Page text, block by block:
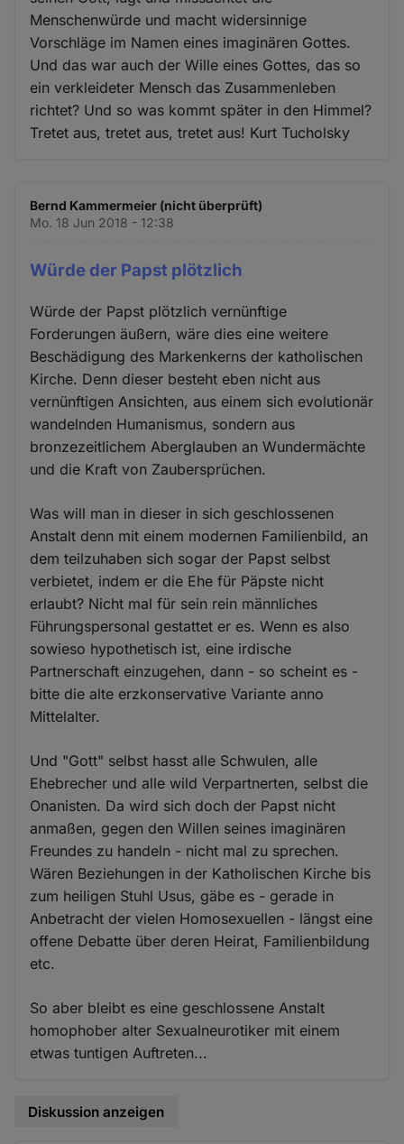
Menschenwürde und macht widersinnige
Vorschläge im Namen eines imaginären Gottes.
Und das war auch der Wille eines Gottes, das so
ein verkleideter Mensch das Zusammenleben
richtet? Und so was kommt später in den Himmel?
Tretet aus, tretet aus, tretet aus! Kurt Tucholsky
Bernd Kammermeier (nicht überprüft)
Mo. 18 Jun 2018 - 12:38
Würde der Papst plötzlich
Würde der Papst plötzlich vernünftige
Forderungen äußern, wäre dies eine weitere
Beschädigung des Markenkerns der katholischen
Kirche. Denn dieser besteht eben nicht aus
vernünftigen Ansichten, aus einem sich evolutionär
wandelnden Humanismus, sondern aus
bronzezeitlichem Aberglauben an Wundermächte
und die Kraft von Zaubersprüchen.
Was will man in dieser in sich geschlossenen
Anstalt denn mit einem modernen Familienbild, an
dem teilzuhaben sich sogar der Papst selbst
verbietet, indem er die Ehe für Päpste nicht
erlaubt? Nicht mal für sein rein männliches
Führungspersonal gestattet er es. Wenn es also
sowieso hypothetisch ist, eine irdische
Partnerschaft einzugehen, dann - so scheint es -
bitte die alte erzkonservative Variante anno
Mittelalter.
Und "Gott" selbst hasst alle Schwulen, alle
Ehebrecher und alle wild Verpartnerten, selbst die
Onanisten. Da wird sich doch der Papst nicht
anmaßen, gegen den Willen seines imaginären
Freundes zu handeln - nicht mal zu sprechen.
Wären Beziehungen in der Katholischen Kirche bis
zum heiligen Stuhl Usus, gäbe es - gerade in
Anbetracht der vielen Homosexuellen - längst eine
offene Debatte über deren Heirat, Familienbildung
etc.
So aber bleibt es eine geschlossene Anstalt
homophober alter Sexualneurotiker mit einem
etwas tuntigen Auftreten...
Diskussion anzeigen